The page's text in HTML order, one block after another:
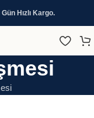
Hızlı Kargo.